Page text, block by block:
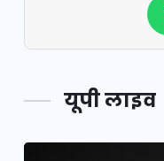
यूपी लाइव